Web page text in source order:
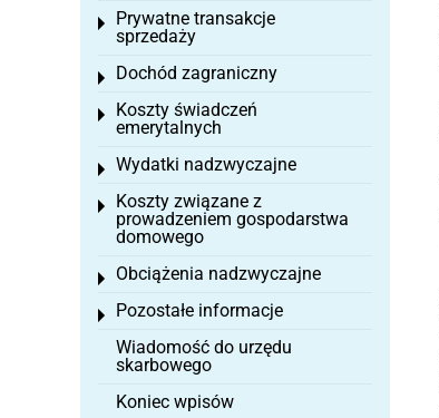
Prywatne transakcje
sprzedaży
Toggle menu
Dochód zagraniczny
Toggle menu
Koszty świadczeń
emerytalnych
Toggle menu
Wydatki nadzwyczajne
Toggle menu
Koszty związane z
prowadzeniem gospodarstwa
domowego
Toggle menu
Obciążenia nadzwyczajne
Toggle menu
Pozostałe informacje
Toggle menu
Wiadomość do urzędu
skarbowego
Koniec wpisów